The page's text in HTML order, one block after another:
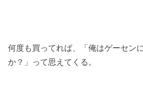
何度も買ってれば、「俺はゲーセン
か？」って思えてくる。